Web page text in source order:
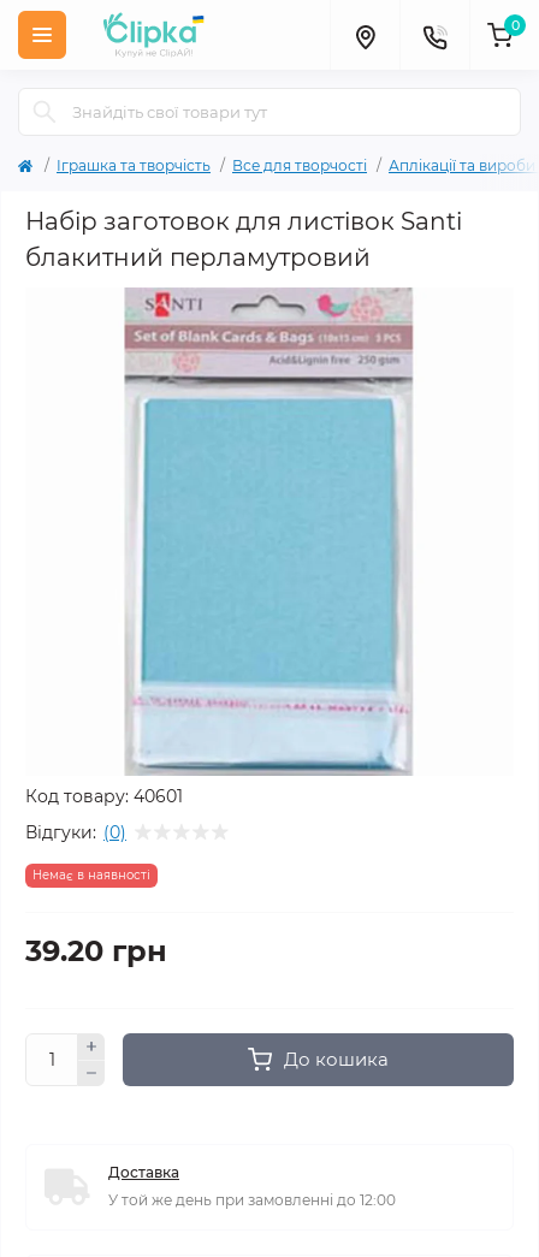
0
Іграшка та творчість Все для творчості Аплікації та
Набір заготовок для листівок Santi
блакитний перламутровий
Код товару: 40601
Відгуки: (0)
Немає в наявності
39.20 грн
До кошика
Доставка
У той же день при замовленні до 12:00